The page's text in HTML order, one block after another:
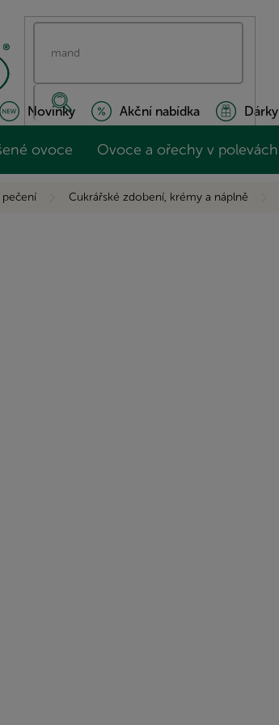
Novinky Akční nabídka Dárky
ovoce Ovoce a ořechy v polevách
pečení Cukrářské zdobení, krémy a náplně